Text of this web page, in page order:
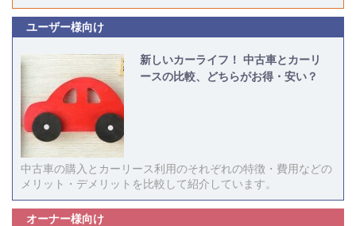
ユーザー様向け
新しいカーライフ！ 中古車とカーリ
ースの比較、どちらがお得・安い？
中古車の購入とカーリース利用のそれぞれの特徴・費用などの
メリット・デメリットを比較して紹介しています。
オーナー様向け